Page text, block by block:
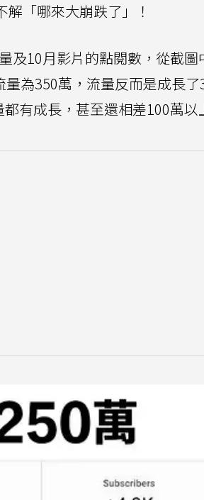
「哪來大崩跌了」！
及10月影片的點閱數，從截圖
為350萬，流量反而是成長了
有成長，甚至還相差100萬以